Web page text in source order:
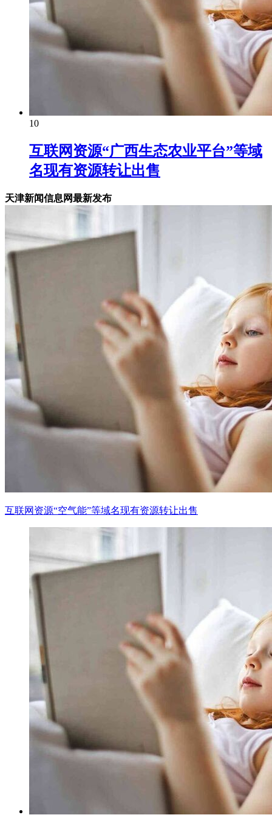
10
互联网资源“广西生态农业平台”等域
名现有资源转让出售
天津新闻信息网最新发布
互联网资源“空气能”等域名现有资源转让出售